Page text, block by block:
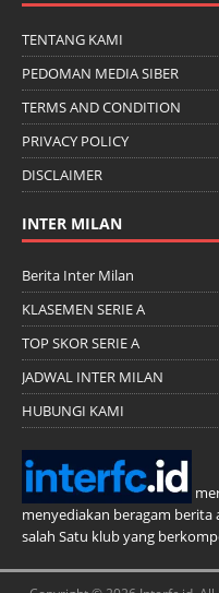
TENTANG KAMI
PEDOMAN MEDIA SIBER
TERMS AND CONDITION
PRIVACY POLICY
DISCLAIMER
INTER MILAN
Berita Inter Milan
KLASEMEN SERIE A
TOP SKOR SERIE A
JADWAL INTER MILAN
HUBUNGI KAMI
menyediakan beragam
salah Satu klub yang